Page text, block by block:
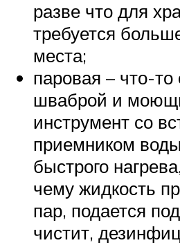
разве что для
требуется
места;
паровая – что-
шваброй и
инструмент со
приемником
быстрого
чему жидкость
пар, подается
чистит,